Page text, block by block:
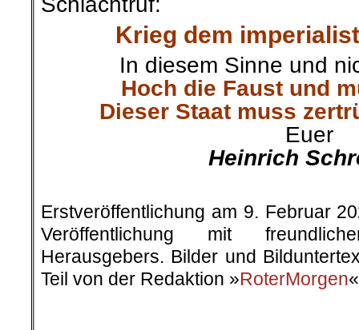
Krieg dem
In diesem Sinne und
Hoch die Faust und
Dieser Staat muss
Euer
Heinrich
Erstveröffentlichung am 9. Februar
Veröffentlichung mit
Herausgebers. Bilder und
Teil von der Redaktion »RoterMorgen